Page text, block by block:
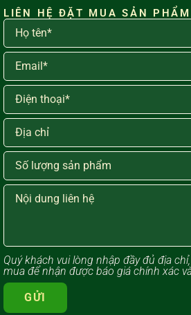
LIÊN HỆ ĐẶT MUA SẢN PHẨM
Quý khách vui lòng ​nhập đầy đủ địa
mua để nhận được báo giá chính xác